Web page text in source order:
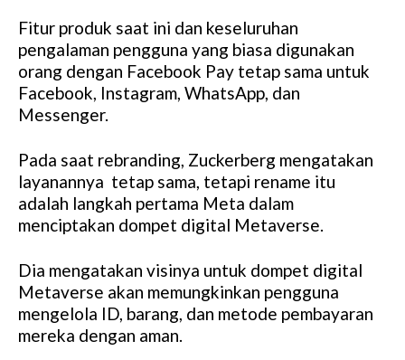
Fitur produk saat ini dan keseluruhan
pengalaman pengguna yang biasa digunakan
orang dengan Facebook Pay tetap sama untuk
Facebook, Instagram, WhatsApp, dan
Messenger.
Pada saat rebranding, Zuckerberg mengatakan
layanannya tetap sama, tetapi rename itu
adalah langkah pertama Meta dalam
menciptakan dompet digital Metaverse.
Dia mengatakan visinya untuk dompet digital
Metaverse akan memungkinkan pengguna
mengelola ID, barang, dan metode pembayaran
mereka dengan aman.